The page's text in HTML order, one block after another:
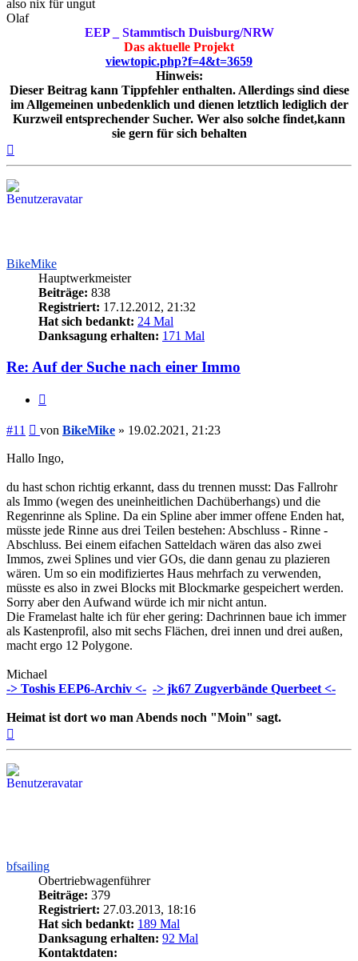
also nix für ungut
Olaf
EEP _ Stammtisch Duisburg/NRW
Das aktuelle Projekt
viewtopic.php?f=4&t=3659
Hinweis:
Dieser Beitrag kann Tippfehler enthalten. Allerdings sind diese
im Allgemeinen unbedenklich und dienen letztlich lediglich der
Kurzweil entsprechender Sucher. Wer also solche findet,kann
sie gern für sich behalten
BikeMike
Hauptwerkmeister
Beiträge: 838
Registriert: 17.12.2012, 21:32
Hat sich bedankt: 24 Mal
Danksagung erhalten: 171 Mal
Re: Auf der Suche nach einer Immo
#11 Beitrag
von BikeMike » 19.02.2021, 21:23
Hallo Ingo,
du hast schon richtig erkannt, dass du trennen musst: Das Fallrohr
als Immo (wegen des uneinheitlichen Dachüberhangs) und die
Regenrinne als Spline. Da ein Spline aber immer offene Enden hat,
müsste jede Rinne aus drei Teilen bestehen: Abschluss - Rinne -
Abschluss. Bei einem eifachen Satteldach wären das also zwei
Immos, zwei Splines und vier GOs, die dann genau zu plazieren
wären. Um so ein modifiziertes Haus mehrfach zu verwenden,
müsste es also in zwei Blocks mit Blockmarke gespeichert werden.
Sorry aber den Aufwand würde ich mir nicht antun.
Die Framelast halte ich für eher gering: Dachrinnen baue ich immer
als Kastenprofil, also mit sechs Flächen, drei innen und drei außen,
macht ergo 12 Polygone.
Michael
-> Toshis EEP6-Archiv <- -> jk67 Zugverbände Querbeet <-
Heimat ist dort wo man Abends noch "Moin" sagt.
bfsailing
Obertriebwagenführer
Beiträge: 379
Registriert: 27.03.2013, 18:16
Hat sich bedankt: 189 Mal
Danksagung erhalten: 92 Mal
Kontaktdaten: